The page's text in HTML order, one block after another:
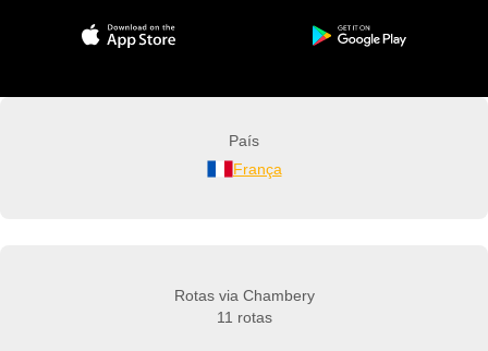
País
França
Rotas via Chambery
11 rotas